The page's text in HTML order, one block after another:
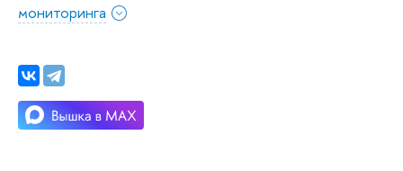
мониторинга